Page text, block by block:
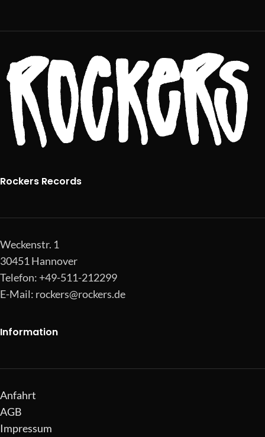
Rockers Records
Weckenstr. 1
30451 Hannover
Telefon: +49-511-212299
E-Mail: rockers@rockers.de
Information
Anfahrt
AGB
Impressum